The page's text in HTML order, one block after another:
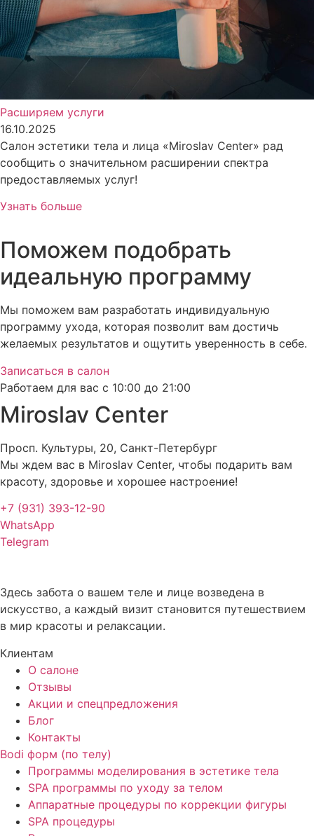
Расширяем услуги
16.10.2025
Салон эстетики тела и лица «Miroslav Center» рад
сообщить о значительном расширении спектра
предоставляемых услуг!
Узнать больше
Поможем подобрать
идеальную программу
Мы поможем вам разработать индивидуальную
программу ухода, которая позволит вам достичь
желаемых результатов и ощутить уверенность в себе.
Записаться в салон
Работаем для вас с 10:00 до 21:00
Miroslav Сenter
Просп. Культуры, 20, Санкт-Петербург
Мы ждем вас в Miroslav Сenter, чтобы подарить вам
красоту, здоровье и хорошее настроение!
+7 (931) 393-12-90
WhatsApp
Telegram
Здесь забота о вашем теле и лице возведена в
искусство, а каждый визит становится путешествием
в мир красоты и релаксации.
Клиентам
О салоне
Отзывы
Акции и спецпредложения
Блог
Контакты
Bodi форм (по телу)
Программы моделирования в эстетике тела
SPA программы по уходу за телом
Аппаратные процедуры по коррекции фигуры
SPA процедуры